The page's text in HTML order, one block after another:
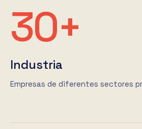
30+
Industria
Empresas de diferentes sectores